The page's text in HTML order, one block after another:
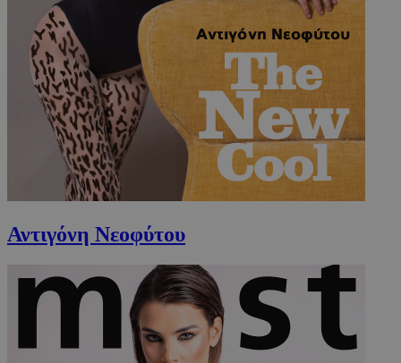
Αντιγόνη Νεοφύτου